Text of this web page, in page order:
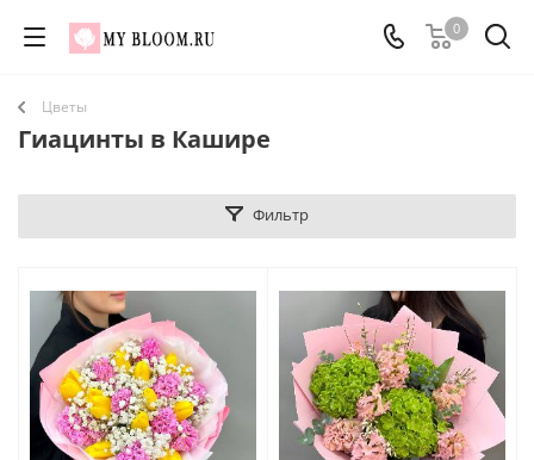
0
Цветы
Гиацинты в Кашире
Фильтр